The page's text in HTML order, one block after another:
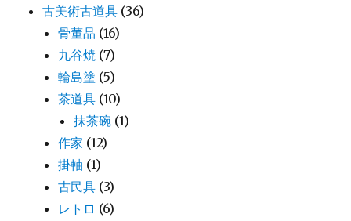
古美術古道具 (36)
骨董品 (16)
九谷焼 (7)
輪島塗 (5)
茶道具 (10)
抹茶碗 (1)
作家 (12)
掛軸 (1)
古民具 (3)
レトロ (6)